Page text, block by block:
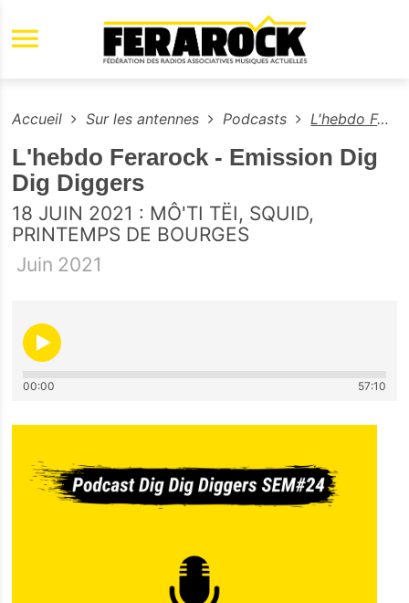
Aller au contenu principal
Accueil Sur les antennes Podcasts L'hebdo Ferarock - Emission Dig Dig Diggers
L'hebdo Ferarock - Emission Dig
Dig Diggers
18 JUIN 2021 : MÔ'TI TËI, SQUID,
PRINTEMPS DE BOURGES
Juin 2021
00:00 57:10